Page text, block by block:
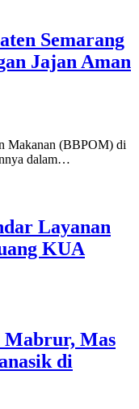
Semarang
Jajan Aman
Makanan (BBPOM) di
dalam…
Layanan
KUA
Mabrur, Mas
di